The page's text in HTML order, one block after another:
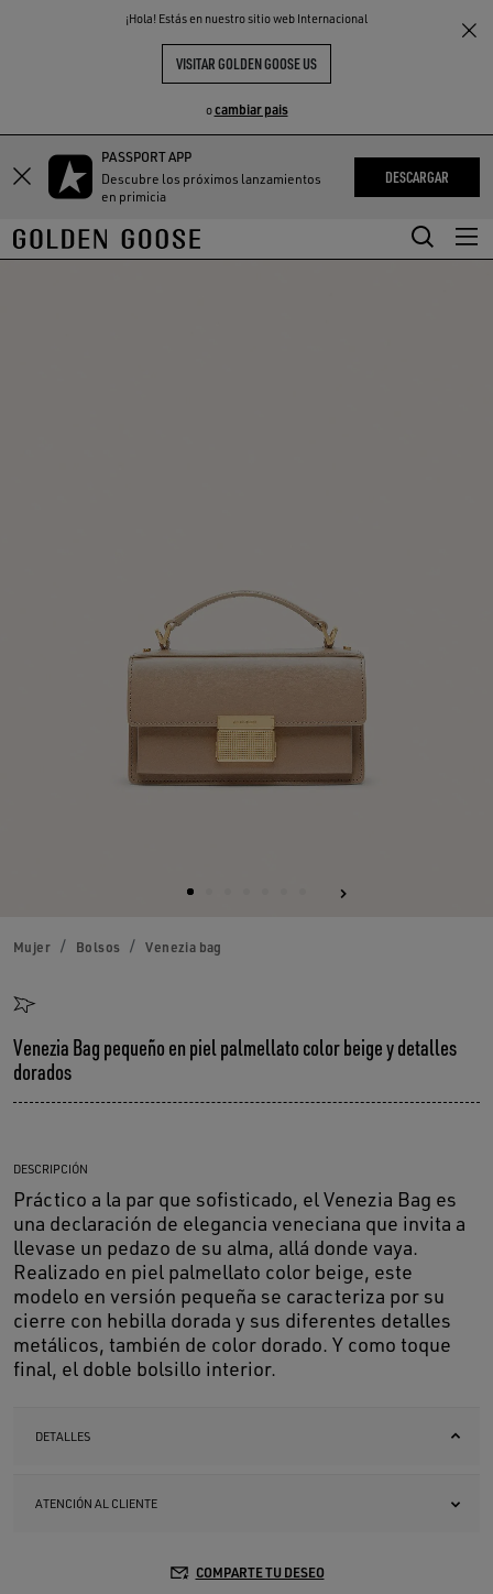
¡Hola! Estás en nuestro sitio web Internacional
VISITAR GOLDEN GOOSE US
ocambiar pais
Saltar
a
principal
Saltar
a
de
PASSPORT APP
Descubre los próximos lanzamientos
en primicia
DESCARGAR
THE
COMMUNITY
Mujer Bolsos Venezia bag
Venezia Bag pequeño en piel palmellato color beige y detalles
dorados
DESCRIPCIÓN
Práctico a la par que sofisticado, el Venezia Bag es
una declaración de elegancia veneciana que invita a
llevase un pedazo de su alma, allá donde vaya.
Realizado en piel palmellato color beige, este
modelo en versión pequeña se caracteriza por su
cierre con hebilla dorada y sus diferentes detalles
metálicos, también de color dorado. Y como toque
final, el doble bolsillo interior.
DETALLES
ATENCIÓN AL CLIENTE
COMPARTE TU DESEO